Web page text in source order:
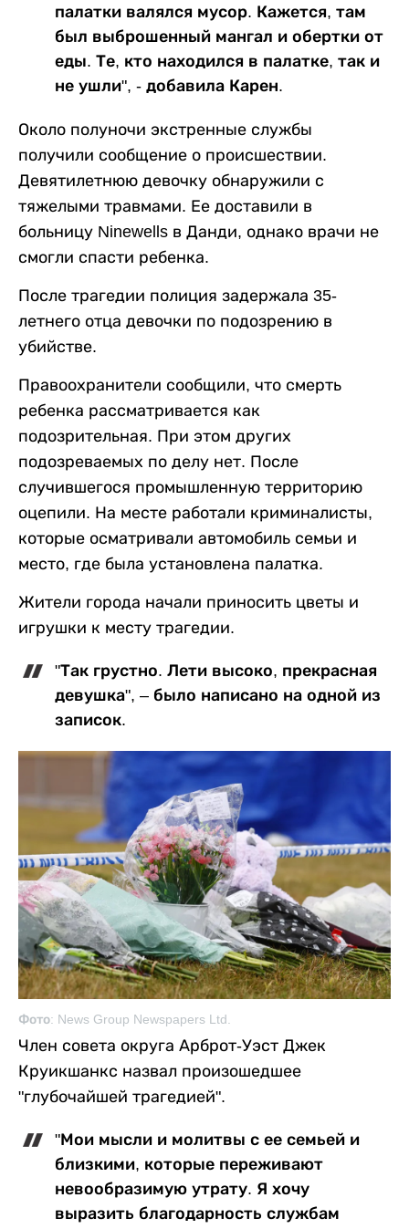
палатки валялся мусор. Кажется, там
был выброшенный мангал и обертки от
еды. Те, кто находился в палатке, так и
не ушли", - добавила Карен.
Около полуночи экстренные службы
получили сообщение о происшествии.
Девятилетнюю девочку обнаружили с
тяжелыми травмами. Ее доставили в
больницу Ninewells в Данди, однако врачи не
смогли спасти ребенка.
После трагедии полиция задержала 35-
летнего отца девочки по подозрению в
убийстве.
Правоохранители сообщили, что смерть
ребенка рассматривается как
подозрительная. При этом других
подозреваемых по делу нет. После
случившегося промышленную территорию
оцепили. На месте работали криминалисты,
которые осматривали автомобиль семьи и
место, где была установлена палатка.
Жители города начали приносить цветы и
игрушки к месту трагедии.
"Так грустно. Лети высоко, прекрасная
девушка", – было написано на одной из
записок.
Фото: News Group Newspapers Ltd.
Член совета округа Арброт-Уэст Джек
Круикшанкс назвал произошедшее
"глубочайшей трагедией".
"Мои мысли и молитвы с ее семьей и
близкими, которые переживают
невообразимую утрату. Я хочу
выразить благодарность службам